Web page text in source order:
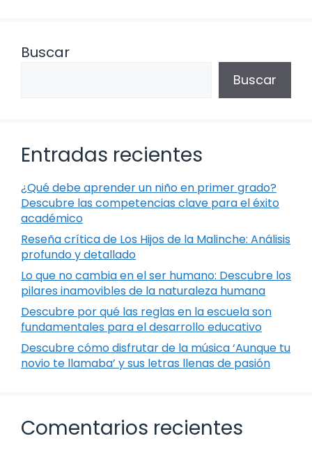
Buscar
Buscar
Entradas recientes
¿Qué debe aprender un niño en primer grado?
Descubre las competencias clave para el éxito
académico
Reseña crítica de Los Hijos de la Malinche: Análisis
profundo y detallado
Lo que no cambia en el ser humano: Descubre los
pilares inamovibles de la naturaleza humana
Descubre por qué las reglas en la escuela son
fundamentales para el desarrollo educativo
Descubre cómo disfrutar de la música ‘Aunque tu
novio te llamaba’ y sus letras llenas de pasión
Comentarios recientes